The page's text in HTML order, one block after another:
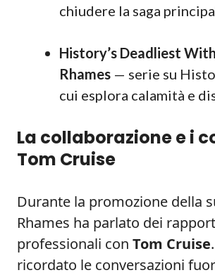
chiudere la saga
History’s Deadliest
Rhames — serie su
cui esplora calamità e
La collaborazione e i
Tom Cruise
Durante la promozione della
Rhames ha parlato dei
professionali con Tom Cruise
ricordato le conversazioni